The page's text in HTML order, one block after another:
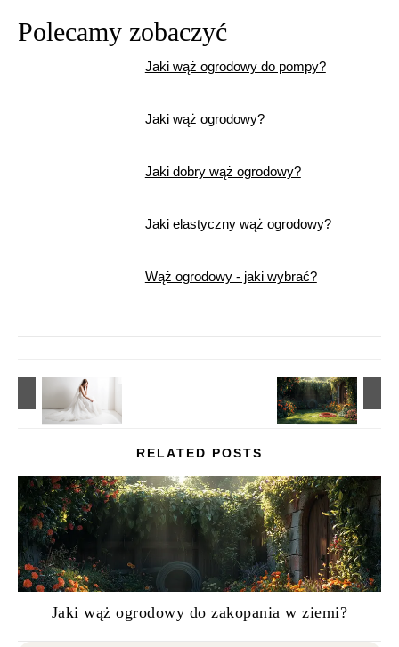
Polecamy zobaczyć
Jaki wąż ogrodowy do pompy?
Jaki wąż ogrodowy?
Jaki dobry wąż ogrodowy?
Jaki elastyczny wąż ogrodowy?
Wąż ogrodowy - jaki wybrać?
RELATED POSTS
Jaki wąż ogrodowy do zakopania w ziemi?